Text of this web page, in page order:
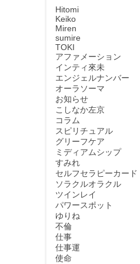
Hitomi
Keiko
Miren
sumire
TOKI
アファメーション
インティ來未
エンジェルナンバー
オーラソーマ
お知らせ
こしなか左京
コラム
スピリチュアル
グリーフケア
ミディアムシップ
すみれ
セルフセラピーカード
ソラクルオラクル
ツインレイ
パワースポット
ゆりね
不倫
仕事
仕事運
使命